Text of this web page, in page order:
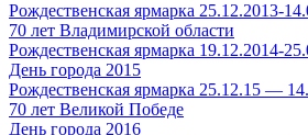
Рождественская ярмарка 25.12.2013-
70 лет Владимирской области
Рождественская ярмарка 19.12.2014-
День города 2015
Рождественская ярмарка 25.12.15 —
70 лет Великой Победе
День города 2016